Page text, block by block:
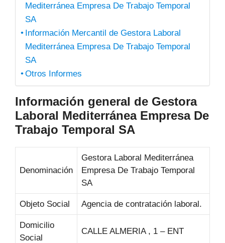
Mediterránea Empresa De Trabajo Temporal
SA
Información Mercantil de Gestora Laboral
Mediterránea Empresa De Trabajo Temporal
SA
Otros Informes
Información general de Gestora
Laboral Mediterránea Empresa De
Trabajo Temporal SA
Denominación
Gestora Laboral Mediterránea
Empresa De Trabajo Temporal
SA
Objeto Social Agencia de contratación laboral.
Domicilio
Social
CALLE ALMERIA , 1 – ENT